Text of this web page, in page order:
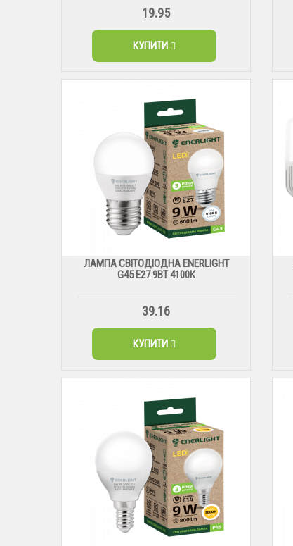
19.95
КУПИТИ
ЛАМПА СВІТОДІОДНА ENERLIGHT
G45 Е27 9ВТ 4100К
39.16
КУПИТИ